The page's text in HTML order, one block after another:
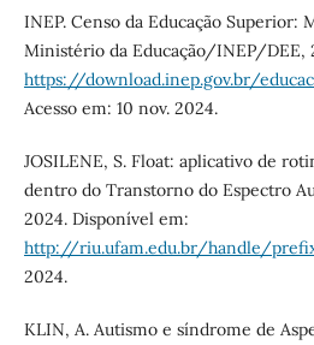
INEP. Censo da Educação Superior:
Ministério da Educação/INEP/DEE,
https://download.inep.gov.br/
Acesso em: 10 nov. 2024.
JOSILENE, S. Float: aplicativo de
dentro do Transtorno do Espectro
2024. Disponível em:
http://riu.ufam.edu.br/handle/
2024.
KLIN, A. Autismo e síndrome de